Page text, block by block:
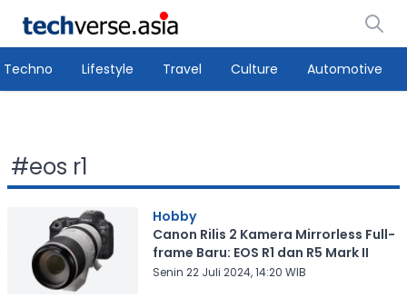
Techno Lifestyle Travel Culture Automotive
#eos r1
Hobby
Canon Rilis 2 Kamera Mirrorless Full-
frame Baru: EOS R1 dan R5 Mark II
Senin 22 Juli 2024, 14:20 WIB